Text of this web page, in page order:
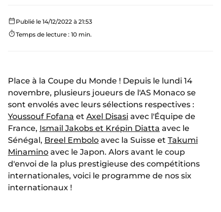
Publié le 14/12/2022 à 21:53
Temps de lecture : 10 min.
Place à la Coupe du Monde ! Depuis le lundi 14
novembre, plusieurs joueurs de l'AS Monaco se
sont envolés avec leurs sélections respectives :
Youssouf Fofana et Axel Disasi avec l'Équipe de
France, Ismail Jakobs et Krépin Diatta avec le
Sénégal, Breel Embolo avec la Suisse et Takumi
Minamino avec le Japon. Alors avant le coup
d'envoi de la plus prestigieuse des compétitions
internationales, voici le programme de nos six
internationaux !